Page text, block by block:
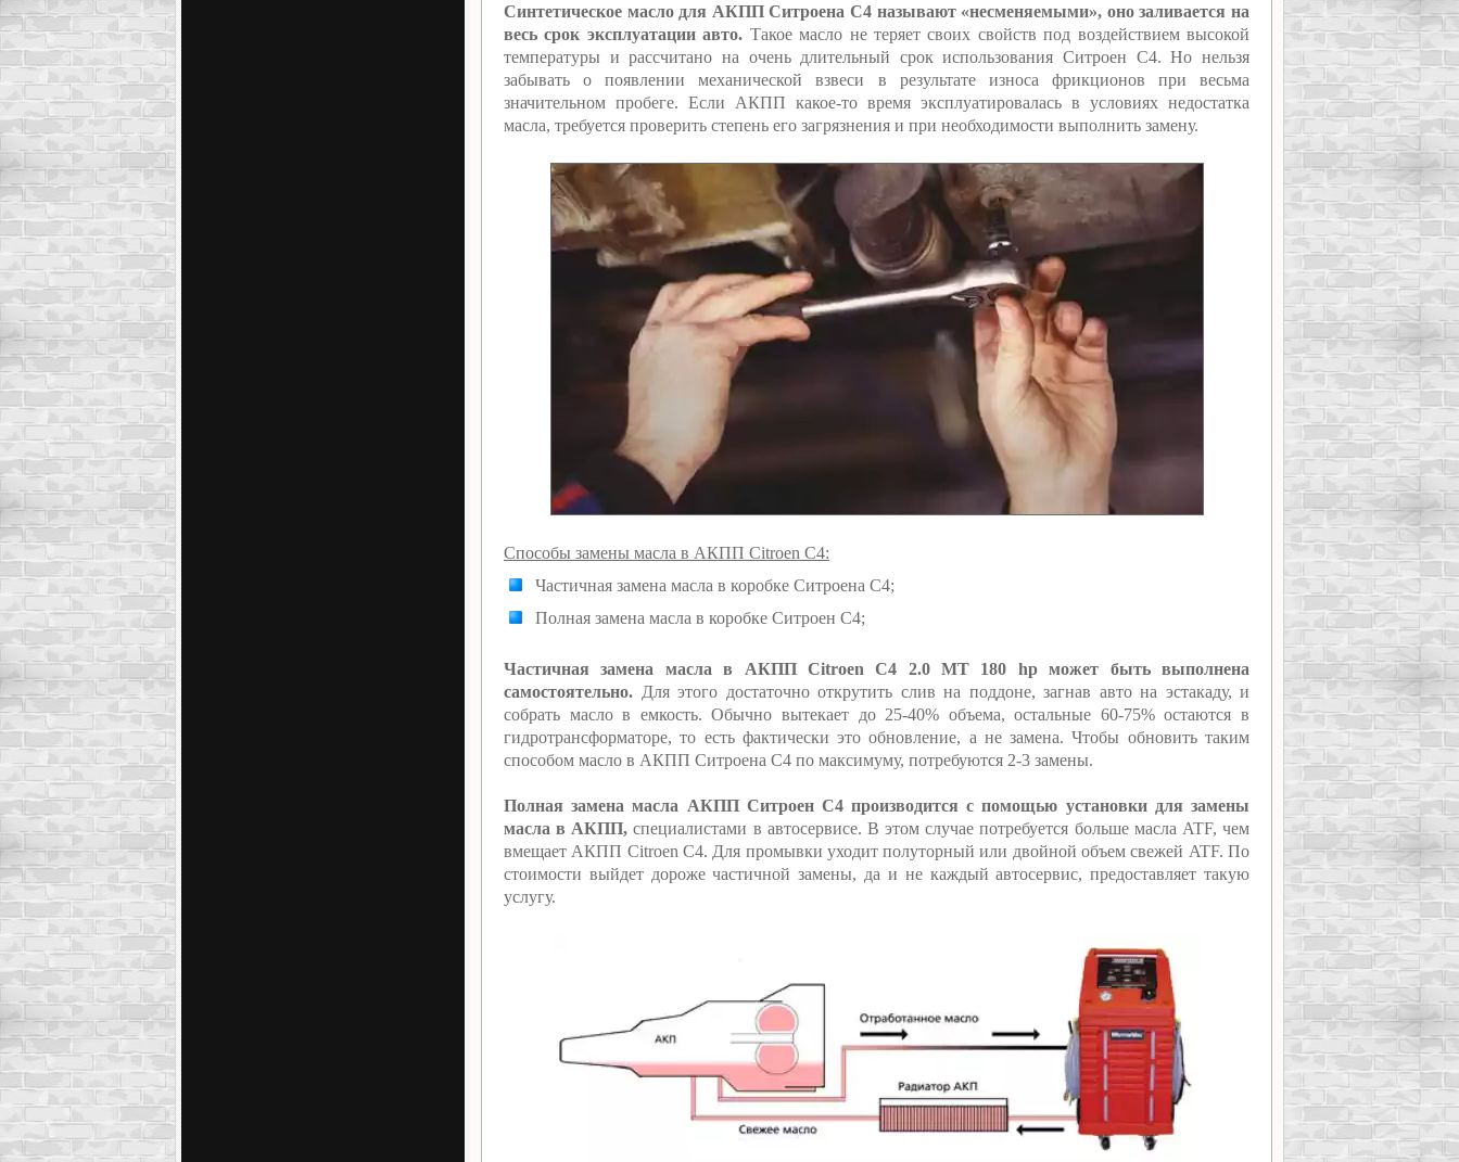
Синтетическое масло для АКПП Ситроена С4 называют «несменяемыми», оно заливается на
весь срок эксплуатации авто. Такое масло не теряет своих свойств под воздействием высокой
температуры и рассчитано на очень длительный срок использования Ситроен C4. Но нельзя
забывать о появлении механической взвеси в результате износа фрикционов при весьма
значительном пробеге. Если АКПП какое-то время эксплуатировалась в условиях недостатка
масла, требуется проверить степень его загрязнения и при необходимости выполнить замену.
Способы замены масла в АКПП Citroen C4:
Частичная замена масла в коробке Ситроена С4;
Полная замена масла в коробке Ситроен C4;
Частичная замена масла в АКПП Citroen C4 2.0 MT 180 hp может быть выполнена
самостоятельно. Для этого достаточно открутить слив на поддоне, загнав авто на эстакаду, и
собрать масло в емкость. Обычно вытекает до 25-40% объема, остальные 60-75% остаются в
гидротрансформаторе, то есть фактически это обновление, а не замена. Чтобы обновить таким
способом масло в АКПП Ситроена С4 по максимуму, потребуются 2-3 замены.
Полная замена масла АКПП Ситроен C4 производится с помощью установки для замены
масла в АКПП, специалистами в автосервисе. В этом случае потребуется больше масла ATF, чем
вмещает АКПП Citroen C4. Для промывки уходит полуторный или двойной объем свежей ATF. По
стоимости выйдет дороже частичной замены, да и не каждый автосервис, предоставляет такую
услугу.